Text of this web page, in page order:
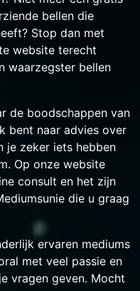
bellen die
Stop dan met
website terecht
waarzegster bellen
de boodschappen van
bent naar advies over
je zeker iets hebben
Op onze website
consult en het zijn
die u graag
ervaren mediums
met veel passie en
vragen geven. Mocht